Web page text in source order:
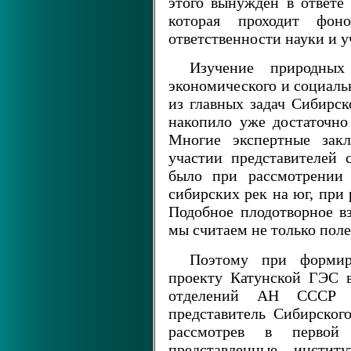
которая проходит
ответственности науки и
Изучение
экономического и
из главных задач
накопило уже
Многие экспертные
участии
было при рассмотрении
сибирских рек на юг, при
Подобное плодотворное
мы считаем не только
Поэтому при
проекту Катунской ГЭС
отделений АН
представитель
рассмотрев в